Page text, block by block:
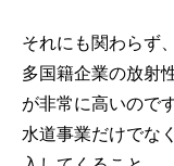
それにも関わらず
多国籍企業の放射
が非常に高いのです
水道事業だけでな